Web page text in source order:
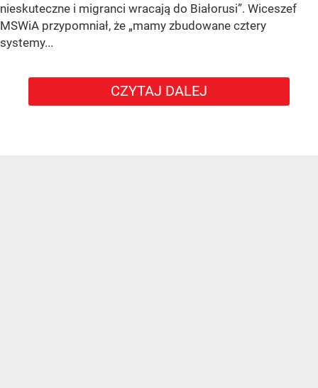
nieskuteczne i migranci wracają do Białorusi”. Wiceszef
MSWiA przypomniał, że „mamy zbudowane cztery
systemy...
CZYTAJ DALEJ